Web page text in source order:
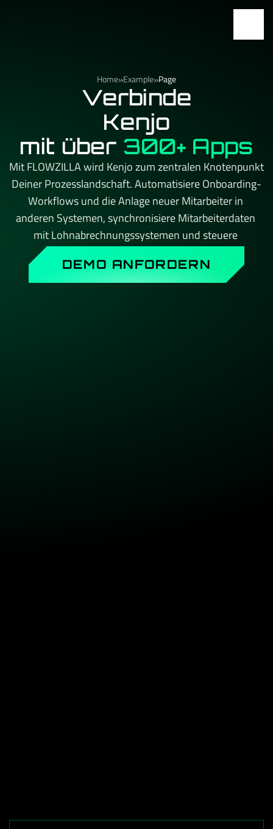
Home»Example»Page
Verbinde
Kenjo
mit über 300+ Apps
Mit FLOWZILLA wird Kenjo zum zentralen Knotenpunkt
Deiner Prozesslandschaft. Automatisiere Onboarding-
Workflows und die Anlage neuer Mitarbeiter in
anderen Systemen, synchronisiere Mitarbeiterdaten
mit Lohnabrechnungssystemen und steuere
Abwesenheitsmanagement und Bewerberprozesse
automatisch. Kein API-Limit, kein Aufpreis beim
Skalieren – und immer ein persönlicher
DEMO ANFORDERN